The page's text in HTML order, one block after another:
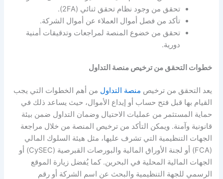
تحقق من وجود نظام تحقق ثنائي (2FA).
تأكد من فصل أموال العملاء عن أموال الشركة.
تحقق من خضوع المنصة لمراجعات وتدقيقات أمنية
دورية.
خطوات التحقق من ترخيص منصة التداول
يعد التحقق من ترخيص منصة التداول من أهم الخطوات التي يجب
القيام بها قبل فتح حساب أو إيداع الأموال، حيث يساعد ذلك في
حماية المستثمر من عمليات الاحتيال وضمان التداول ضمن بيئة
قانونية وآمنة. ويمكن التأكد من ترخيص المنصة من خلال مراجعة
الجهات التنظيمية التي تشرف عليها، مثل هيئة السلوك المالي
(FCA) أو لجنة الأوراق المالية والبورصات القبرصية (CySEC) أو
الجهات المالية المحلية في البحرين. كما يُفضل زيارة الموقع
الرسمي للجهة التنظيمية والبحث عن اسم الشركة أو رقم